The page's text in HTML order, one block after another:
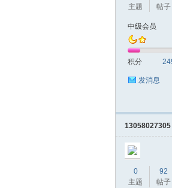
主题
帖子
中级会员
积分
发消息
13058027305
0
主题
92
帖子